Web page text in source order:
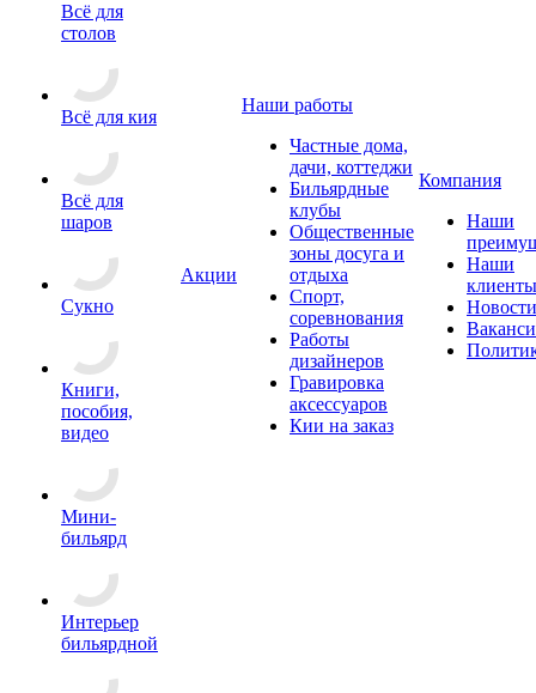
Всё для
столов
Всё для кия
Всё для
шаров
Сукно
Книги,
пособия,
видео
Мини-
бильярд
Интерьер
бильярдной
Акции
Наши работы
Частные дома,
дачи, коттеджи
Бильярдные
клубы
Общественные
зоны досуга и
отдыха
Спорт,
соревнования
Работы
дизайнеров
Гравировка
аксессуаров
Кии на заказ
Компания
Наши
Наши
клиенты
Новости